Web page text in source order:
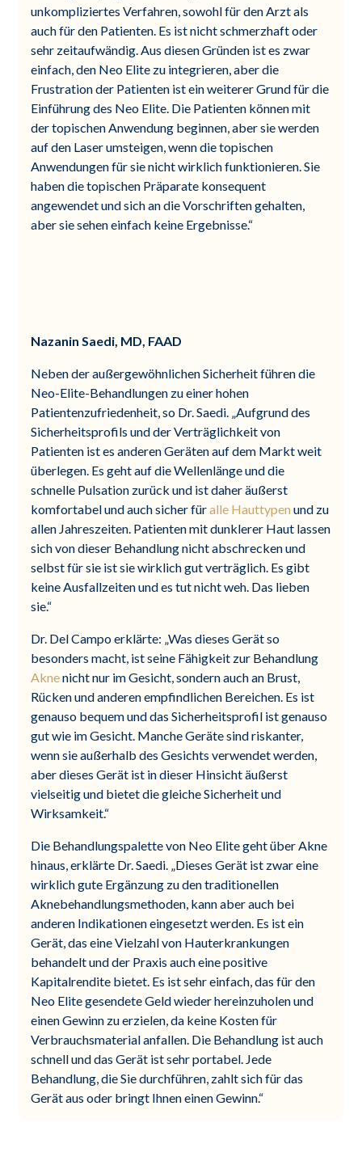
unkompliziertes Verfahren, sowohl für den Arzt als
auch für den Patienten. Es ist nicht schmerzhaft oder
sehr zeitaufwändig. Aus diesen Gründen ist es zwar
einfach, den Neo Elite zu integrieren, aber die
Frustration der Patienten ist ein weiterer Grund für die
Einführung des Neo Elite. Die Patienten können mit
der topischen Anwendung beginnen, aber sie werden
auf den Laser umsteigen, wenn die topischen
Anwendungen für sie nicht wirklich funktionieren. Sie
haben die topischen Präparate konsequent
angewendet und sich an die Vorschriften gehalten,
aber sie sehen einfach keine Ergebnisse.“
Nazanin Saedi, MD, FAAD
Neben der außergewöhnlichen Sicherheit führen die
Neo-Elite-Behandlungen zu einer hohen
Patientenzufriedenheit, so Dr. Saedi. „Aufgrund des
Sicherheitsprofils und der Verträglichkeit von
Patienten ist es anderen Geräten auf dem Markt weit
überlegen. Es geht auf die Wellenlänge und die
schnelle Pulsation zurück und ist daher äußerst
komfortabel und auch sicher füralle Hauttypen und zu
allen Jahreszeiten. Patienten mit dunklerer Haut lassen
sich von dieser Behandlung nicht abschrecken und
selbst für sie ist sie wirklich gut verträglich. Es gibt
keine Ausfallzeiten und es tut nicht weh. Das lieben
sie.“
Dr. Del Campo erklärte: „Was dieses Gerät so
besonders macht, ist seine Fähigkeit zur Behandlung
Aknenicht nur im Gesicht, sondern auch an Brust,
Rücken und anderen empfindlichen Bereichen. Es ist
genauso bequem und das Sicherheitsprofil ist genauso
gut wie im Gesicht. Manche Geräte sind riskanter,
wenn sie außerhalb des Gesichts verwendet werden,
aber dieses Gerät ist in dieser Hinsicht äußerst
vielseitig und bietet die gleiche Sicherheit und
Wirksamkeit.“
Die Behandlungspalette von Neo Elite geht über Akne
hinaus, erklärte Dr. Saedi. „Dieses Gerät ist zwar eine
wirklich gute Ergänzung zu den traditionellen
Aknebehandlungsmethoden, kann aber auch bei
anderen Indikationen eingesetzt werden. Es ist ein
Gerät, das eine Vielzahl von Hauterkrankungen
behandelt und der Praxis auch eine positive
Kapitalrendite bietet. Es ist sehr einfach, das für den
Neo Elite gesendete Geld wieder hereinzuholen und
einen Gewinn zu erzielen, da keine Kosten für
Verbrauchsmaterial anfallen. Die Behandlung ist auch
schnell und das Gerät ist sehr portabel. Jede
Behandlung, die Sie durchführen, zahlt sich für das
Gerät aus oder bringt Ihnen einen Gewinn.“